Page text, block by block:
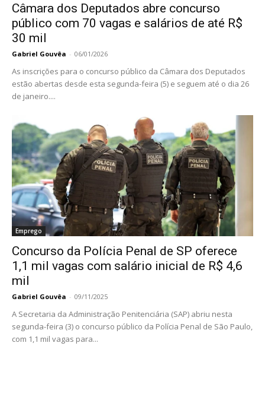
Câmara dos Deputados abre concurso
público com 70 vagas e salários de até R$
30 mil
Gabriel Gouvêa - 06/01/2026
As inscrições para o concurso público da Câmara dos Deputados
estão abertas desde esta segunda-feira (5) e seguem até o dia 26
de janeiro....
Emprego
Concurso da Polícia Penal de SP oferece
1,1 mil vagas com salário inicial de R$ 4,6
mil
Gabriel Gouvêa - 09/11/2025
A Secretaria da Administração Penitenciária (SAP) abriu nesta
segunda-feira (3) o concurso público da Polícia Penal de São Paulo,
com 1,1 mil vagas para...